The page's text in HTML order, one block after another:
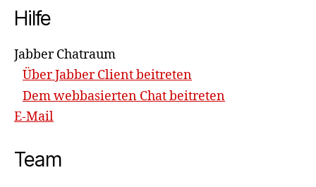
Hilfe
Jabber Chatraum
Über Jabber Client beitreten
Dem webbasierten Chat beitreten
E-Mail
Team